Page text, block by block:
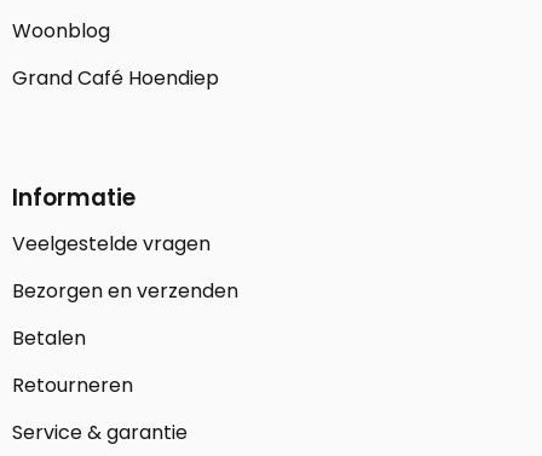
Woonblog
Grand Café Hoendiep
Informatie
Veelgestelde vragen
Bezorgen en verzenden
Betalen
Retourneren
Service & garantie